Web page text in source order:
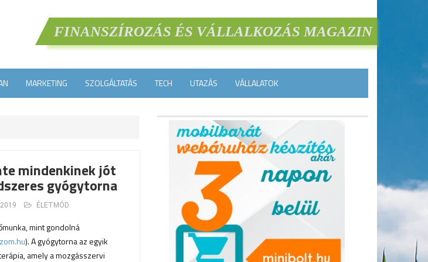
FINANSZÍROZÁS ÉS VÁLLALKOZÁS MAGAZIN
MARKETING SZOLGÁLTATÁS TECH UTAZÁS VÁLLALATOK
mindenkinek jót
gyógytorna
ÉLETMÓD
mint gondolná
). A gyógytorna az egyik
amely a mozgásszervi